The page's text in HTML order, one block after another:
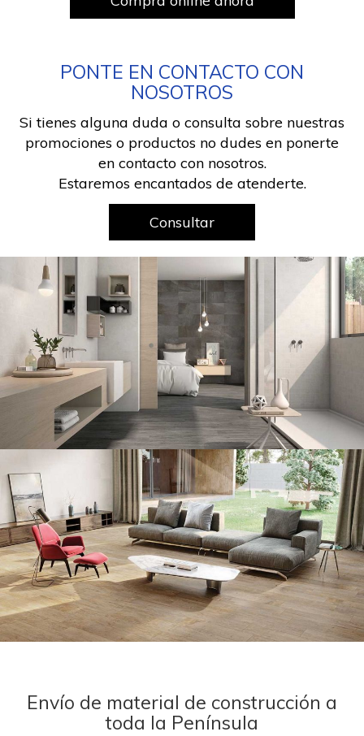
PONTE EN CONTACTO CON
NOSOTROS
Si tienes alguna duda o consulta sobre nuestras
promociones o productos no dudes en ponerte
en contacto con nosotros.
Estaremos encantados de atenderte.
Consultar
Envío de material de construcción a
toda la Península